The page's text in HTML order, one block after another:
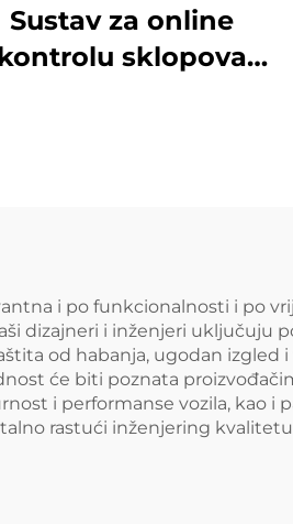
Sustav za online
sklopova
i po funkcionalnosti i po
dizajneri i inženjeri uključuju
od habanja, ugodan
će biti poznata
i performanse vozila, kao
rastući inženjering